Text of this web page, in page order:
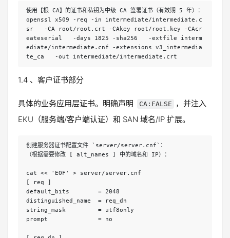
使用【根 CA】的证书和私钥为中级 CA 签署证书（有效期 5 年）：
openssl x509 -req -in intermediate/intermediate.c
sr   -CA root/root.crt -CAkey root/root.key -CAcr
eateserial   -days 1825 -sha256   -extfile interm
ediate/intermediate.cnf -extensions v3_intermedia
te_ca   -out intermediate/intermediate.crt
1.4 、客户证书部分
具体的业务应用层证书。明确声明 CA:FALSE
，并注入
EKU（服务端/客户端认证）和 SAN 域名/IP 扩展。
创建服务器证书配置文件 `server/server.cnf`：
（根据需要修改 [ alt_names ] 中的域名和 IP）：
cat << 'EOF' > server/server.cnf
[ req ]
default_bits        = 2048
distinguished_name  = req_dn
string_mask         = utf8only
prompt              = no